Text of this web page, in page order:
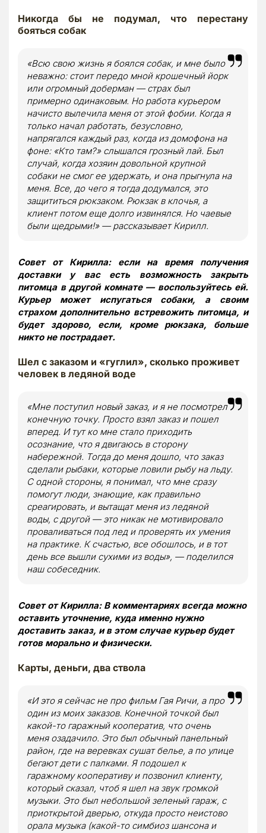
Никогда бы не подумал, что перестану
бояться собак
«Всю свою жизнь я боялся собак, и мне было
неважно: стоит передо мной крошечный йорк
или огромный доберман — страх был
примерно одинаковым. Но работа курьером
начисто вылечила меня от этой фобии. Когда я
только начал работать, безусловно,
напрягался каждый раз, когда из домофона на
фоне: «Кто там?»слышался грозный лай. Был
случай, когда хозяин довольной крупной
собаки не смог ее удержать, и она прыгнула на
меня. Все, до чего я тогда додумался, это
защититься рюкзаком. Рюкзак в клочья, а
клиент потом еще долго извинялся. Но чаевые
были щедрыми!»— рассказывает Кирилл.
Совет от Кирилла: если на время получения
доставки у вас есть возможность закрыть
питомца в другой комнате — воспользуйтесь ей.
Курьер может испугаться собаки, а своим
страхом дополнительно встревожить питомца, и
будет здорово, если, кроме рюкзака, больше
никто не пострадает.
Шел с заказом и «гуглил», сколько проживет
человек в ледяной воде
«Мне поступил новый заказ, и я не посмотрел
конечную точку. Просто взял заказ и пошел
вперед. И тут ко мне стало приходить
осознание, что я двигаюсь в сторону
набережной. Тогда до меня дошло, что заказ
сделали рыбаки, которые ловили рыбу на льду.
С одной стороны, я понимал, что мне сразу
помогут люди, знающие, как правильно
среагировать, и вытащат меня из ледяной
воды, с другой — это никак не мотивировало
проваливаться под лед и проверять их умения
на практике. К счастью, все обошлось, и в тот
день все вышли сухими из воды», — поделился
наш собеседник.
Совет от Кирилла: В комментариях всегда можно
оставить уточнение, куда именно нужно
доставить заказ, и в этом случае курьер будет
готов морально и физически.
Карты, деньги, два ствола
«И это я сейчас не про фильм Гая Ричи, а про
один из моих заказов. Конечной точкой был
какой-то гаражный кооператив, что очень
меня озадачило. Это был обычный панельный
район, где на веревках сушат белье, а по улице
бегают дети с палками. Я подошел к
гаражному кооперативу и позвонил клиенту,
который сказал, чтоб я шел на звук громкой
музыки. Это был небольшой зеленый гараж, с
приоткрытой дверью, откуда просто неистово
орала музыка (какой-то симбиоз шансона и